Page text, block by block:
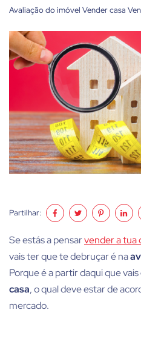
Avaliação do imóvel Vender casa
Partilhar:
Se estás a pensarvender a tua
vais ter que te debruçar é na
Porque é a partir daqui que vais
casa, o qual deve estar de
mercado.